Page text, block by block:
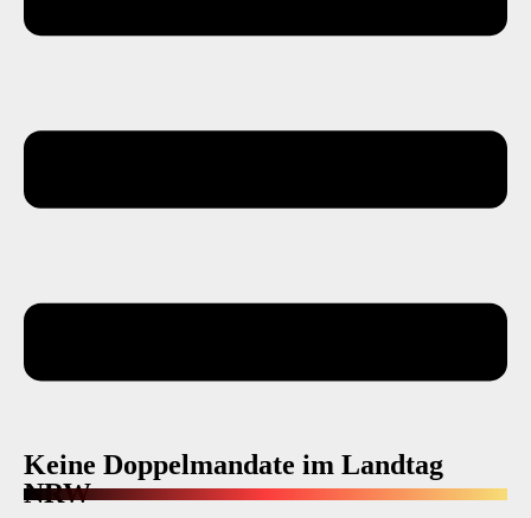
Keine Doppelmandate im Landtag
NRW